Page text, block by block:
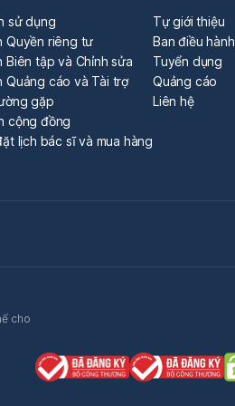
sử dụng
Quyền riêng tư
Biên tập và Chỉnh sửa
Quảng cáo và Tài trợ
gặp
cộng đồng
lịch bác sĩ và mua hàng
Tự giới thiệu
Ban điều hành
Tuyển dụng
Quảng cáo
Liên hệ
cho